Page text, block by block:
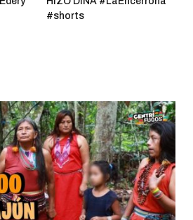
#shorts